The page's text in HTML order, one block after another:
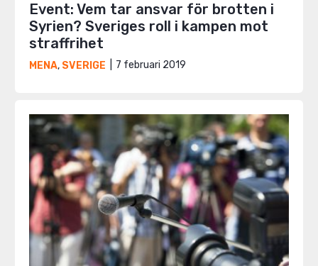
Event: Vem tar ansvar för brotten i
Syrien? Sveriges roll i kampen mot
straffrihet
MENA, SVERIGE 7 februari 2019